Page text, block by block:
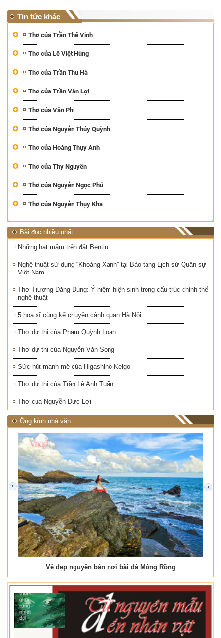
Tin tức khác
Thơ của Trần Thế Vinh
Thơ của Lê Việt Hùng
Thơ của Trần Thu Hà
Thơ của Trần Văn Lợi
Thơ của Vân Phi
Thơ của Nguyễn Thúy Quỳnh
Thơ của Hoàng Thụy Anh
Thơ của Thy Nguyên
Thơ của Nguyễn Ngọc Phú
Thơ của Nguyễn Thụy Kha
Bài đọc nhiều nhất
Những hạt mầm trên đất Bentiu
Nghệ thuật sử dụng “Khoảng Xanh” tại Bảo tàng Lịch sử Quân sự
Việt Nam
Thơ Trương Đăng Dung: Ý niệm hiện sinh trong cấu trúc chỉnh thể
nghệ thuật
5 hoạ sĩ cùng kể chuyện cảnh quan Hà Nội
Thơ dự thi của Phạm Quỳnh Loan
Thơ dự thi của Nguyễn Văn Song
Sức hút mạnh mẽ của Higashino Keigo
Thơ dự thi của Trần Lê Anh Tuấn
Thơ của Nguyễn Đức Lợi
Ống kính nhà văn
Vẻ đẹp nguyên bản nơi bãi đá Móng Rồng
prev next